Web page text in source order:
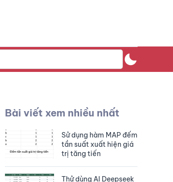
Bài viết xem nhiều nhất
Sử dụng hàm MAP đếm
tần suất xuất hiện giá
trị tăng tiến
Thử dùng AI Deepseek